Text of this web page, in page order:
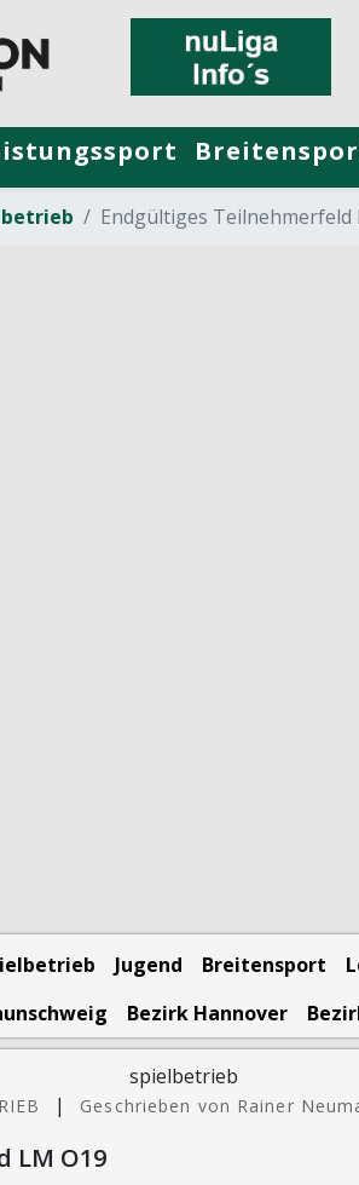
Endgültiges Teilnehmerfeld
Jugend Breitensport
Bezirk Hannover
| Geschrieben von Rainer
LM O19